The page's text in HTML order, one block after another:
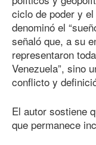
ciclo de poder y
denominó el
señaló que, a su
representaron
Venezuela”, sino
conflicto y
El autor sostiene
que permanece